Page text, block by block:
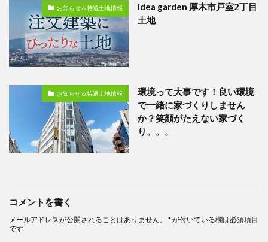
お知らせ＆特選土地情報
idea garden 厚木市戸室2丁目
土地
お知らせ＆特選土地情報
環境って大事です！良い環境
で一緒に家づくりしません
か？笑顔がたえない家づく
り。。。
コメントを書く
メールアドレスが公開されることはありません。 *が付いている欄は必須項目
です